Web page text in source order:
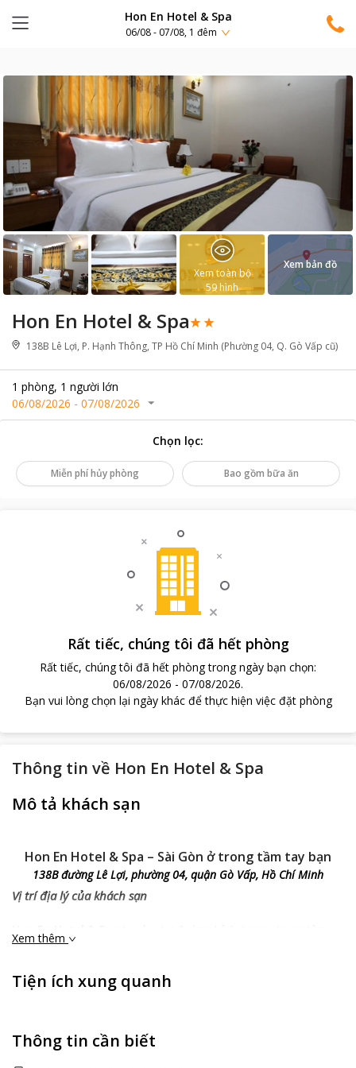
Hon En Hotel & Spa
06/08 - 07/08, 1 đêm
Hon En Hotel & Spa
138B Lê Lợi, P. Hạnh Thông, TP Hồ Chí Minh (Phường 04, Q. Gò Vấp cũ)
1 phòng, 1 người lớn
06/08/2026 - 07/08/2026
Xem toàn bộ
59hình
Xem bản đồ
Chọn lọc:
Miễn phí hủy phòng Bao gồm bữa ăn
Rất tiếc, chúng tôi đã hết phòng
Rất tiếc, chúng tôi đã hết phòng trong ngày bạn chọn:
06/08/2026 - 07/08/2026.
Bạn vui lòng chọn lại ngày khác để thực hiện việc đặt phòng
Thông tin về Hon En Hotel & Spa
Mô tả khách sạn
Hon En Hotel & Spa – Sài Gòn ở trong tầm tay bạn
138B đường Lê Lợi, phường 04, quận Gò Vấp, Hồ Chí Minh
Vị trí địa lý của khách sạn
của quận Gò Vấp. Từ đây chỉ mất vài phút chạy xe bạn có thể
tế. Đây được xem là một địa điểm vô cùng thuận lợi bạn trong
quá trình di chuyển tới những địa điểm du lịch trong thành phố
Hon En Hotel & Spa gần những khu du lịch nổi tiếng trong
Xem thêm
Tiện ích xung quanh
Thông tin cần biết